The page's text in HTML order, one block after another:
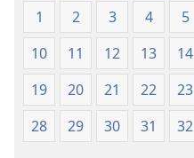
1 2 3 4 5
10
11 12 13 14
19
20 21 22 23
28
29 30 31 32